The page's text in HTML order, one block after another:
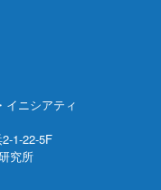
イニシアティ
1-22-5F
究所